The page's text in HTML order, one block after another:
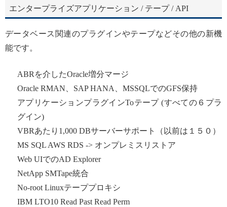
エンタープライズアプリケーション / テープ / API
データベース関連のプラグインやテープなどその他の新機
能です。
ABRを介したOracle増分マージ
Oracle RMAN、SAP HANA、MSSQLでのGFS保持
アプリケーションプラグインToテープ (すべての６プラ
グイン)
VBRあたり1,000 DBサーバーサポート（以前は１５０）
MS SQL AWS RDS -> オンプレミスリストア
Web UIでのAD Explorer
NetApp SMTape統合
No-root Linuxテーププロキシ
IBM LTO10 Read Past Read Perm